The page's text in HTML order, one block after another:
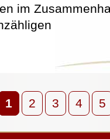
im
1 2 3 4 5